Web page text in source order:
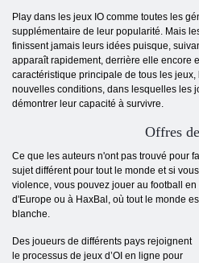
Play dans les jeux IO comme toutes les
supplémentaire de leur popularité. Mais
finissent jamais leurs idées puisque,
apparaît rapidement, derrière elle encore
caractéristique principale de tous les
nouvelles conditions, dans lesquelles les
démontrer leur capacité à survivre.
Offres
Ce que les auteurs n'ont pas trouvé pour
sujet différent pour tout le monde et si
violence, vous pouvez jouer au football
d'Europe ou à HaxBal, où tout le monde
blanche.
Des joueurs de différents pays rejoignent
le processus de jeux d’OI en ligne pour